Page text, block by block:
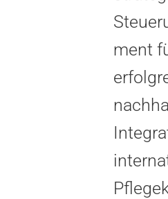
ment